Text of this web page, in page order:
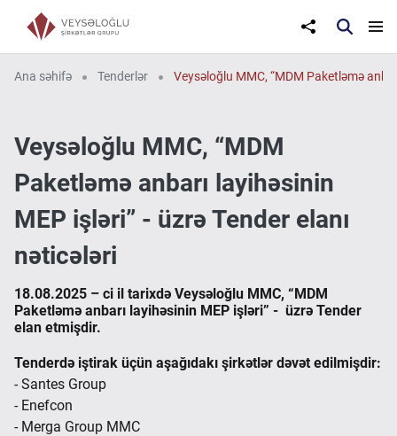
Ana səhifə Tenderlər Veysəloğlu MMC, “MDM Paketləmə
Veysəloğlu MMC, “MDM
Paketləmə anbarı layihəsinin
MEP işləri” - üzrə Tender elanı
nəticələri
18.08.2025 – ci il tarixdə Veysəloğlu MMC, “MDM
Paketləmə anbarı layihəsinin MEP işləri” - üzrə Tender
elan etmişdir.
Tenderdə iştirak üçün aşağıdakı şirkətlər dəvət edilmişdir:
- Santes Group
- Enefcon
- Merga Group MMC